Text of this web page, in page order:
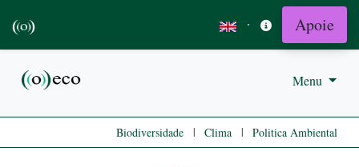
· Apoie
Menu
Biodiversidade | Clima | Politica Ambiental